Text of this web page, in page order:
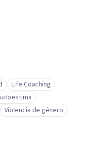
Life Coaching
Violencia de género